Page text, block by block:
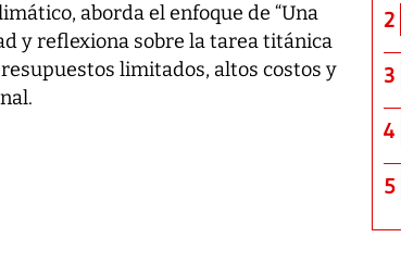
aborda el enfoque de “Una
y reflexiona sobre la tarea titánica
limitados, altos costos y
2
3
4
5